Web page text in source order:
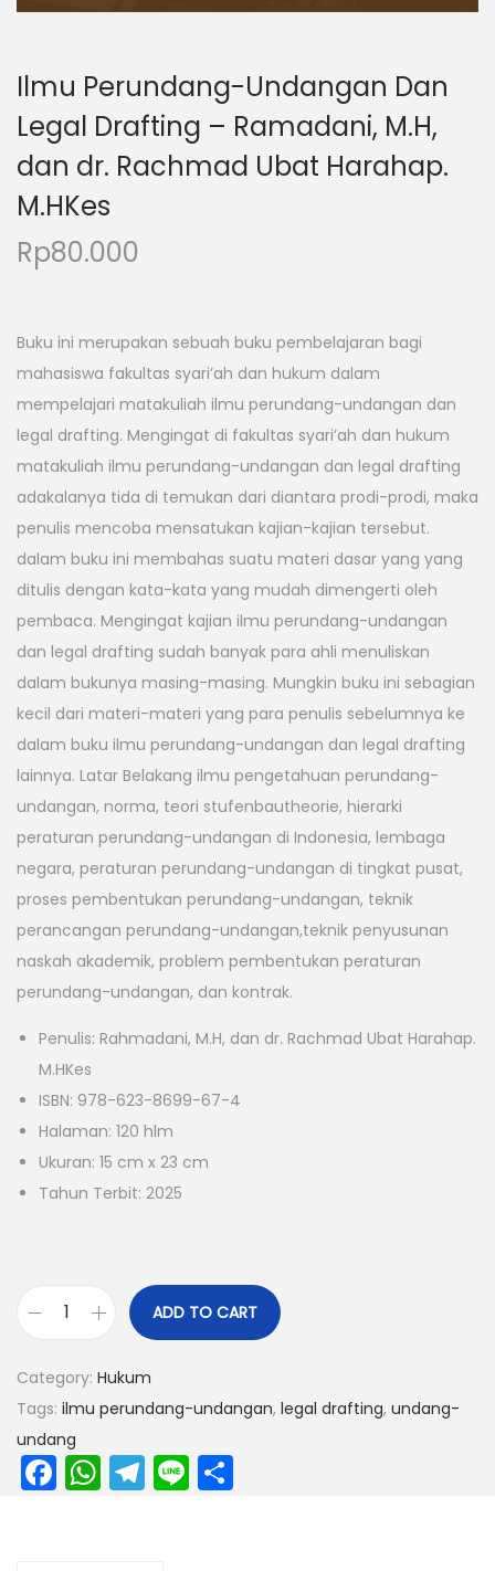
Ilmu Perundang-Undangan Dan
Legal Drafting – Ramadani, M.H,
dan dr. Rachmad Ubat Harahap.
M.HKes
Rp80.000
Buku ini merupakan sebuah buku pembelajaran bagi
mahasiswa fakultas syari’ah dan hukum dalam
mempelajari matakuliah ilmu perundang-undangan dan
legal drafting. Mengingat di fakultas syari’ah dan hukum
matakuliah ilmu perundang-undangan dan legal drafting
adakalanya tida di temukan dari diantara prodi-prodi, maka
penulis mencoba mensatukan kajian-kajian tersebut.
dalam buku ini membahas suatu materi dasar yang yang
ditulis dengan kata-kata yang mudah dimengerti oleh
pembaca. Mengingat kajian ilmu perundang-undangan
dan legal drafting sudah banyak para ahli menuliskan
dalam bukunya masing-masing. Mungkin buku ini sebagian
kecil dari materi-materi yang para penulis sebelumnya ke
dalam buku ilmu perundang-undangan dan legal drafting
lainnya. Latar Belakang ilmu pengetahuan perundang-
undangan, norma, teori stufenbautheorie, hierarki
peraturan perundang-undangan di Indonesia, lembaga
negara, peraturan perundang-undangan di tingkat pusat,
proses pembentukan perundang-undangan, teknik
perancangan perundang-undangan,teknik penyusunan
naskah akademik, problem pembentukan peraturan
perundang-undangan, dan kontrak.
Penulis: Rahmadani, M.H, dan dr. Rachmad Ubat Harahap.
M.HKes
ISBN: 978-623-8699-67-4
Halaman: 120 hlm
Ukuran: 15 cm x 23 cm
Tahun Terbit: 2025
ADD TO CART
Category: Hukum
Tags: ilmu perundang-undangan, legal drafting, undang-
undang
F W T Li